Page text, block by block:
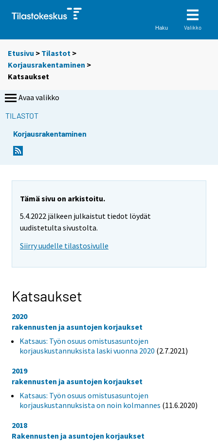
Haku Valikko
Etusivu > Tilastot >
Korjausrakentaminen >
Katsaukset
Avaa valikko
TILASTOT
Korjausrakentaminen
Tämä sivu on arkistoitu.
5.4.2022 jälkeen julkaistut tiedot löydät
uudistetulta sivustolta.
Siirry uudelle tilastosivulle
Katsaukset
2020
rakennusten ja asuntojen korjaukset
Katsaus: Työn osuus omistusasuntojen
korjauskustannuksista laski vuonna 2020 (2.7.2021)
2019
rakennusten ja asuntojen korjaukset
Katsaus: Työn osuus omistusasuntojen
korjauskustannuksista on noin kolmannes (11.6.2020)
2018
Rakennusten ja asuntojen korjaukset